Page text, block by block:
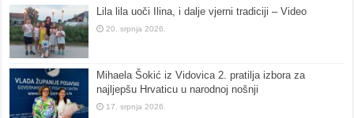
Lila lila uoči Ilina, i dalje vjerni tradiciji – Video
20. srpnja 2026.
Mihaela Šokić iz Vidovica 2. pratilja izbora za
najljepšu Hrvaticu u narodnoj nošnji
17. srpnja 2026.